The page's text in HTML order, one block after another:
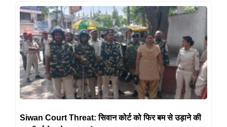
Siwan Court Threat: सिवान कोर्ट को फिर बम से उड़ाने की